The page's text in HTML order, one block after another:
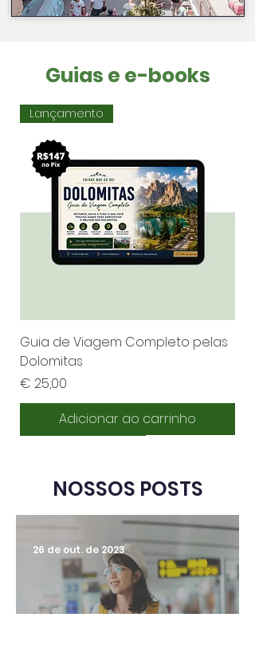
Guias e e-books
Lançamento
Guia de Viagem Completo pelas
Dolomitas
Preço
€ 25,00
Adicionar ao carrinho
NOSSOS POSTS
26 de out. de 2023